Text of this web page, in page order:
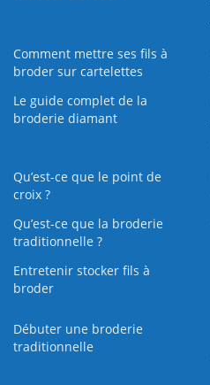
Comment mettre ses fils à
broder sur cartelettes
Le guide complet de la
broderie diamant
Qu’est-ce que le point de
croix ?
Qu’est-ce que la broderie
traditionnelle ?
Entretenir stocker fils à
broder
Débuter une broderie
traditionnelle